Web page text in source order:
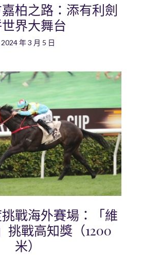
柏之路：添有利劍
界大舞台
2024 年 3 月 5 日
戰海外賽場：「維
挑戰高知獎（1200
米）